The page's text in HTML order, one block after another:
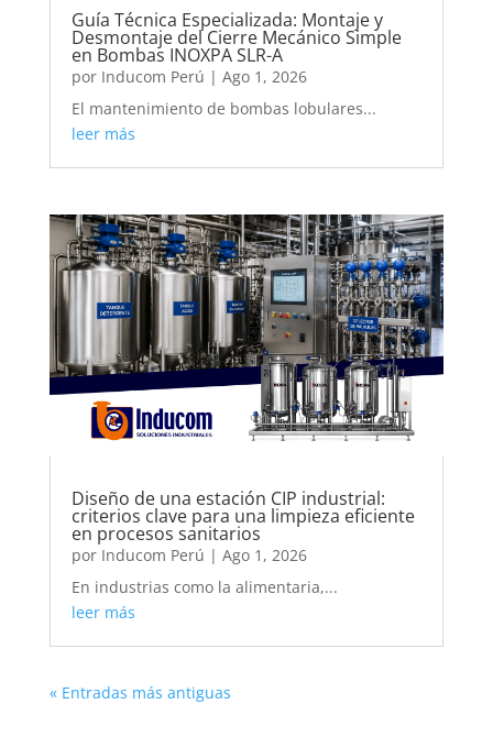
Guía Técnica Especializada: Montaje y
Desmontaje del Cierre Mecánico Simple
en Bombas INOXPA SLR-A
por Inducom Perú | Ago 1, 2026
El mantenimiento de bombas lobulares...
leer más
Diseño de una estación CIP industrial:
criterios clave para una limpieza eficiente
en procesos sanitarios
por Inducom Perú | Ago 1, 2026
En industrias como la alimentaria,...
leer más
« Entradas más antiguas